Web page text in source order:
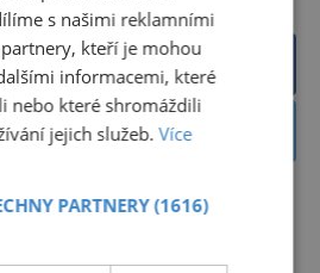
na Facebooku
na Twitteru
císařovny Sisi:
s našimi reklamními
kteří je mohou
informacemi, které
nebo které shromáždili
jejich služeb.Více
PARTNERY(1616)